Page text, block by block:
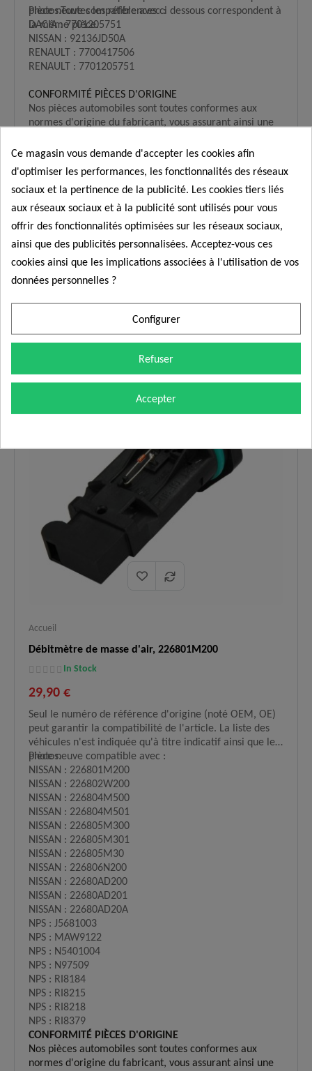
photos.Toutes les références ci dessous correspondent à
la même pièce.
Pièce neuve compatible avec :
DACIA : 7701205751
NISSAN : 92136JD50A
RENAULT : 7700417506
RENAULT : 7701205751
CONFORMITÉ PIÈCES D'ORIGINE
Nos pièces automobiles sont toutes conformes aux
normes d'origine du fabricant, vous assurant ainsi une
Les produits que nous fournissons sont sans exception
destiné à l'usage prévu.
Veuillez noter que nos produits sont livrés sans
instructions d'installation.
L'installation ne doit être effectuée que par du
personnel qualifié et formé.
Il n'y a aucune garantie en cas d'utilisation inadéquate,
inappropriée ou non conforme.
Accueil
Débitmètre de masse d'air, 226801M200
In Stock
29,90 €
Seul le numéro de référence d'origine (noté OEM, OE)
peut garantir la compatibilité de l'article. La liste des
véhicules n'est indiquée qu'à titre indicatif ainsi que les
photos.
Pièce neuve compatible avec :
NISSAN : 226801M200
NISSAN : 226802W200
NISSAN : 226804M500
NISSAN : 226804M501
NISSAN : 226805M300
NISSAN : 226805M301
NISSAN : 226805M30
NISSAN : 226806N200
NISSAN : 22680AD200
NISSAN : 22680AD201
NISSAN : 22680AD20A
NPS : J5681003
NPS : MAW9122
NPS : N5401004
NPS : N97509
NPS : RI8184
NPS : RI8215
NPS : RI8218
NPS : RI8379
CONFORMITÉ PIÈCES D'ORIGINE
Nos pièces automobiles sont toutes conformes aux
normes d'origine du fabricant, vous assurant ainsi une
Ce magasin vous demande d'accepter les cookies afin
d'optimiser les performances, les fonctionnalités des réseaux
sociaux et la pertinence de la publicité. Les cookies tiers liés
aux réseaux sociaux et à la publicité sont utilisés pour vous
offrir des fonctionnalités optimisées sur les réseaux sociaux,
ainsi que des publicités personnalisées. Acceptez-vous ces
cookies ainsi que les implications associées à l'utilisation de vos
données personnelles ?
Configurer
Refuser
Accepter